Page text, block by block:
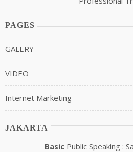
PAGES
GALERY
VIDEO
Internet Marketing
JAKARTA
BasicPublic Speaking :